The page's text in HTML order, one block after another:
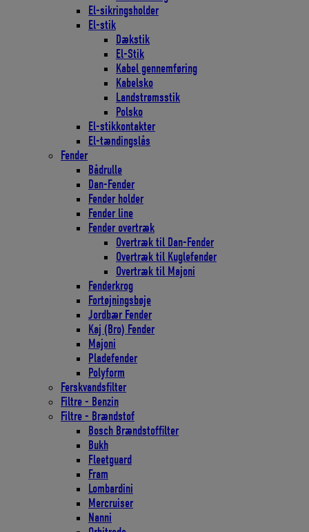
El-sikringsholder
El-stik
Dækstik
El-Stik
Kabel gennemføring
Kabelsko
Landstrømsstik
Polsko
El-stikkontakter
El-tændingslås
Fender
Bådrulle
Dan-Fender
Fender holder
Fender line
Fender overtræk
Overtræk til Dan-Fender
Overtræk til Kuglefender
Overtræk til Majoni
Fenderkrog
Fortøjningsbøje
Jordbær Fender
Kaj (Bro) Fender
Majoni
Pladefender
Polyform
Ferskvandsfilter
Filtre - Benzin
Filtre - Brændstof
Bosch Brændstoffilter
Bukh
Fleetguard
Fram
Lombardini
Mercruiser
Nanni